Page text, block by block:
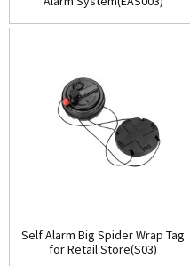
Self Alarm Big Spider Wrap Tag
for Retail Store(S03)